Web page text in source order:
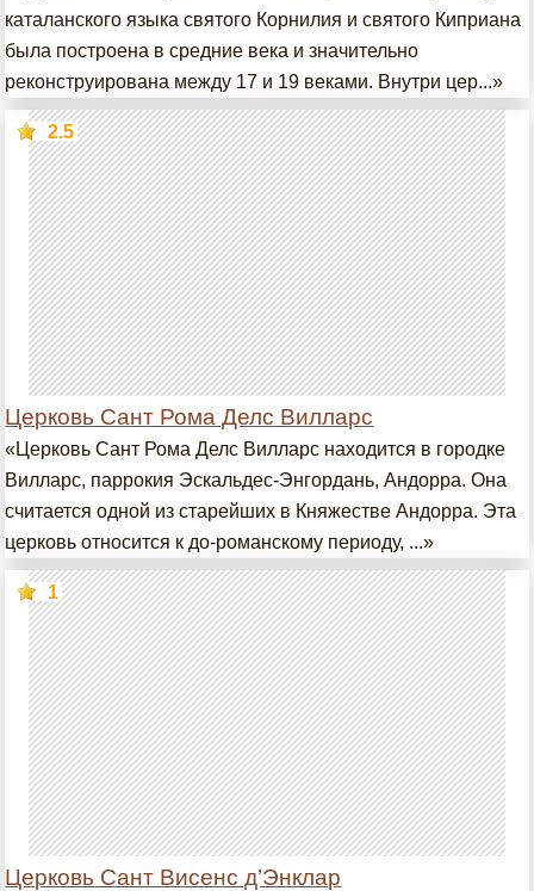
каталанского языка святого Корнилия и святого Киприана
была построена в средние века и значительно
реконструирована между 17 и 19 веками. Внутри цер...»
Церковь Сант Рома Делс Вилларс
2.5
«Церковь Сант Рома Делс Вилларс находится в городке
Вилларс, паррокия Эскальдес-Энгордань, Андорра. Она
считается одной из старейших в Княжестве Андорра. Эта
церковь относится к до-романскому периоду, ...»
Церковь Сант Висенс д’Энклар
1